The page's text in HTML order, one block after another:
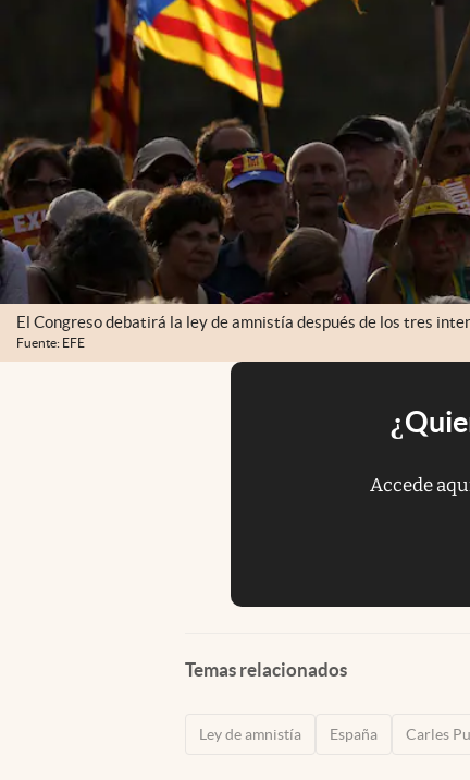
El Congreso debatirá la ley de amnistía después de los tres
Fuente: EFE
Accede
Temas relacionados
Ley de amnistía España Carles